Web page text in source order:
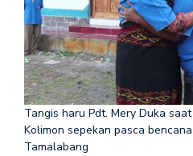
Tangis haru Pdt. Mery Duka
Kolimon sepekan pasca
Tamalabang